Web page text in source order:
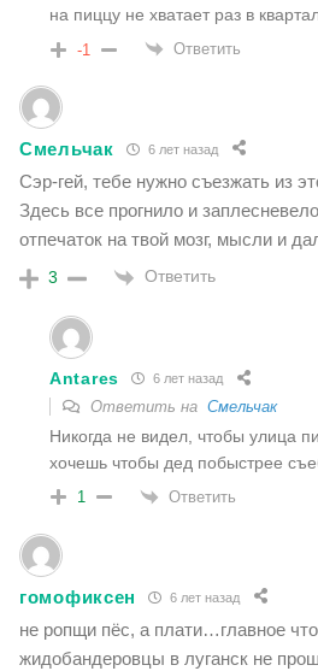
на пиццу не хватает раз в
-1 Ответить
Смельчак 6 лет назад
Сэр-гей, тебе нужно съезжать из
Здесь все прогнило и
отпечаток на твой мозг, мысли и
3 Ответить
Antares 6 лет назад
Ответить на Смельчак
Никогда не видел, чтобы улица
хочешь чтобы дед побыстрее
1 Ответить
гомофиксен 6 лет назад
не ропщи пёс, а плати…главное
жидобандеровцы в луганск не